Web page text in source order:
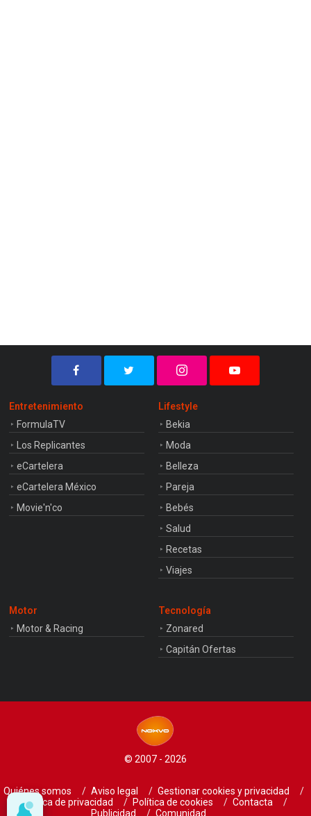
Entretenimiento
FormulaTV
Los Replicantes
eCartelera
eCartelera México
Movie'n'co
Lifestyle
Bekia
Moda
Belleza
Pareja
Bebés
Salud
Recetas
Viajes
Motor
Motor & Racing
Tecnología
Zonared
Capitán Ofertas
© 2007 - 2026
Quiénes somos Aviso legal
Gestionar cookies y privacidad
Política de privacidad
Política de cookies
Contacta
Publicidad
Comunidad